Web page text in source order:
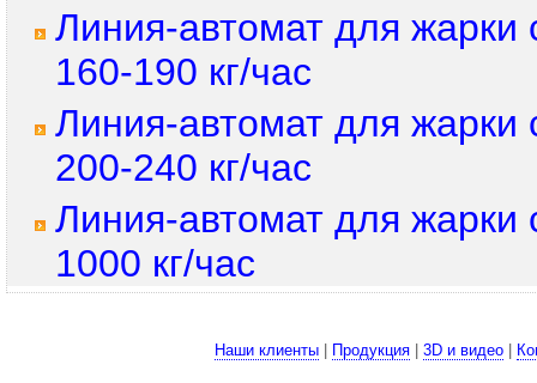
Линия-автомат для жарки
160-190 кг/час
Линия-автомат для жарки
200-240 кг/час
Линия-автомат для жарки
1000 кг/час
Наши клиенты| Продукция| 3D и видео|